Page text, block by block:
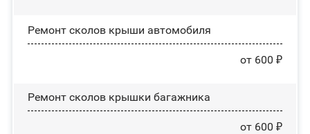
Ремонт сколов крыши автомобиля
от 600 ₽
Ремонт сколов крышки багажника
от 600 ₽